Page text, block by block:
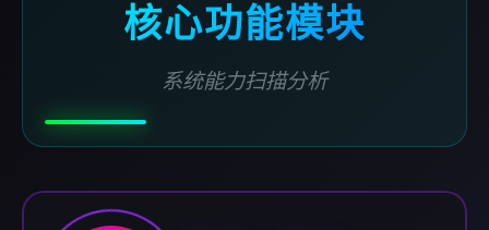
核心功能模块
系统能力扫描分析